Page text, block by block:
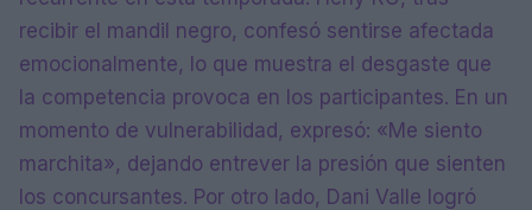
recibir el mandil negro, confesó sentirse afectada
emocionalmente, lo que muestra el desgaste que
la competencia provoca en los participantes. En un
momento de vulnerabilidad, expresó: «Me siento
marchita», dejando entrever la presión que sienten
los concursantes. Por otro lado, Dani Valle logró